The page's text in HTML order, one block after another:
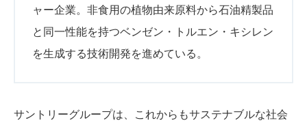
ャー企業。非食用の植物由来原料から石油精製品
と同一性能を持つベンゼン・トルエン・キシレン
を生成する技術開発を進めている。
サントリーグループは、これからもサステナブルな社会